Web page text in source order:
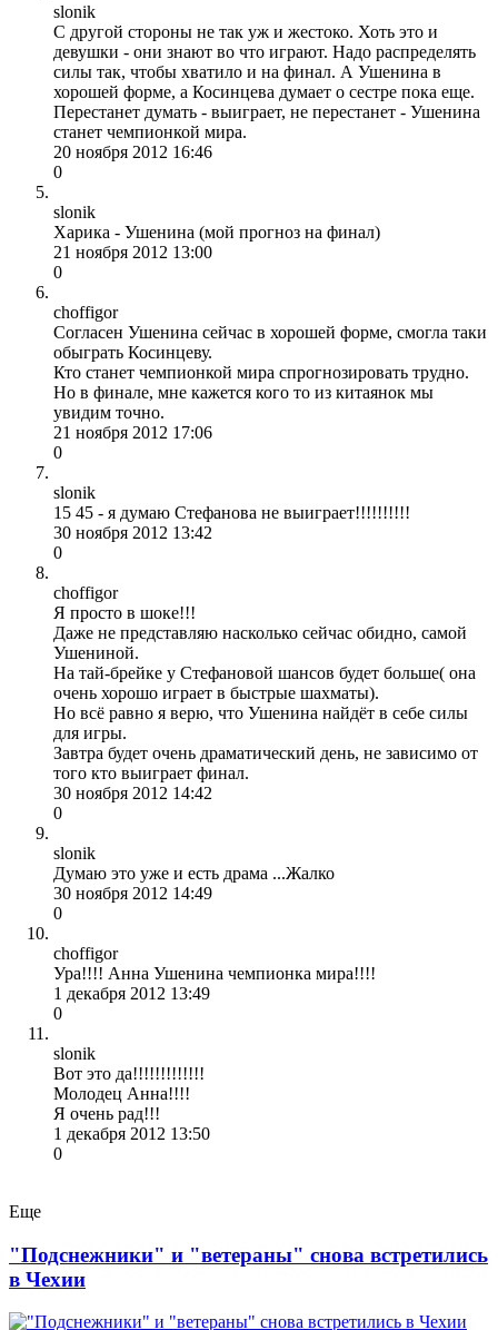
slonik
С другой стороны не так уж и жестоко. Хоть это и
девушки - они знают во что играют. Надо распределять
силы так, чтобы хватило и на финал. А Ушенина в
хорошей форме, а Косинцева думает о сестре пока еще.
Перестанет думать - выиграет, не перестанет - Ушенина
станет чемпионкой мира.
20 ноября 2012 16:46
0
slonik
Харика - Ушенина (мой прогноз на финал)
21 ноября 2012 13:00
0
choffigor
Согласен Ушенина сейчас в хорошей форме, смогла таки
обыграть Косинцеву.
Кто станет чемпионкой мира спрогнозировать трудно.
Но в финале, мне кажется кого то из китаянок мы
увидим точно.
21 ноября 2012 17:06
0
slonik
15 45 - я думаю Стефанова не выиграет!!!!!!!!!!
30 ноября 2012 13:42
0
choffigor
Я просто в шоке!!!
Даже не представляю насколько сейчас обидно, самой
Ушениной.
На тай-брейке у Стефановой шансов будет больше( она
очень хорошо играет в быстрые шахматы).
Но всё равно я верю, что Ушенина найдёт в себе силы
для игры.
Завтра будет очень драматический день, не зависимо от
того кто выиграет финал.
30 ноября 2012 14:42
0
slonik
Думаю это уже и есть драма ...Жалко
30 ноября 2012 14:49
0
choffigor
Ура!!!! Анна Ушенина чемпионка мира!!!!
1 декабря 2012 13:49
0
slonik
Вот это да!!!!!!!!!!!!!
Молодец Анна!!!!
Я очень рад!!!
1 декабря 2012 13:50
0
Еще
"Подснежники" и "ветераны" снова встретились
в Чехии